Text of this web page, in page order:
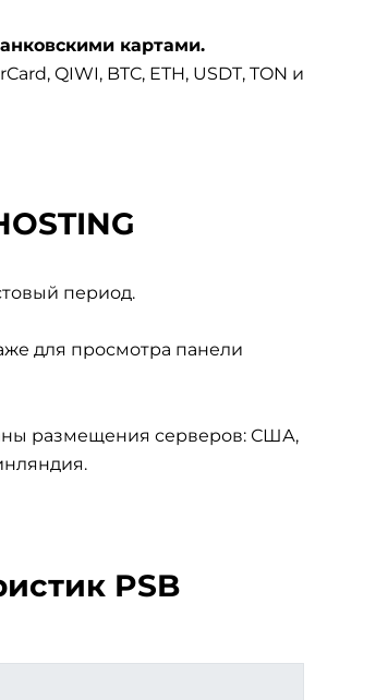
картами.
QIWI, BTC, ETH, USDT, TON и
период.
для просмотра панели
размещения серверов: США,
PSB